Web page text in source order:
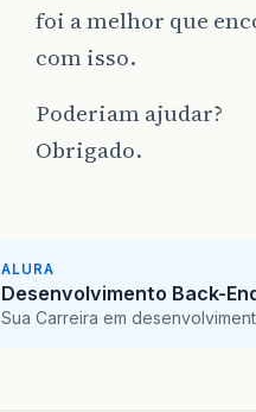
foi a melhor que
com isso.
Poderiam ajudar?
Obrigado.
ALURA
Desenvolvimento Back-
Sua Carreira em